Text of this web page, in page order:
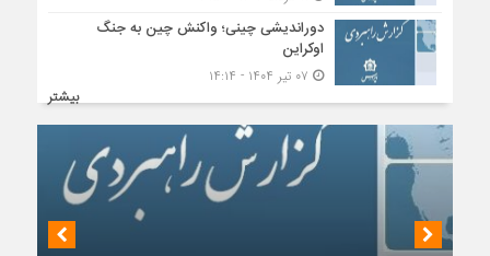
دوراندیشی چینی؛ واکنش چین به جنگ
اوکراین
بیشتر